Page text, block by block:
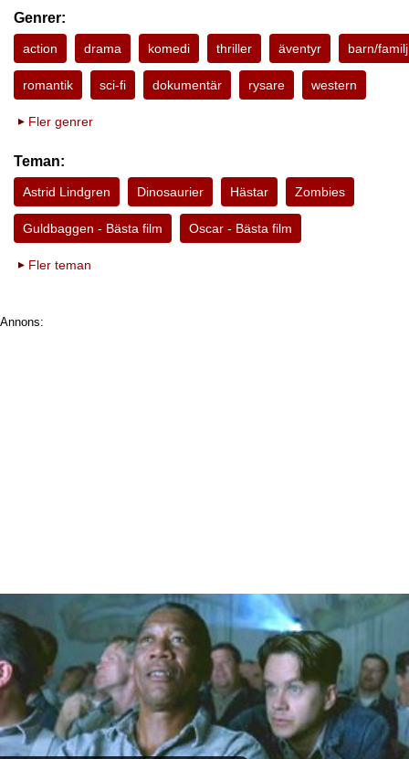
Genrer:
action drama komedi thriller äventyr barn/familj
romantik sci-fi dokumentär rysare western
Fler genrer
Teman:
Astrid Lindgren Dinosaurier Hästar Zombies
Guldbaggen - Bästa film Oscar - Bästa film
Fler teman
Annons: